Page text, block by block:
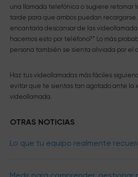
una llamada telefónica o sugiere retomar
tarde para que ambos puedan recargarse.
encantaría descansar de las
hacemos esto por teléfono?” Lo más
persona también se sienta aliviada por el
Haz tus videollamadas más fáciles
evitar que te sientas tan agotado ante la
videollamada.
OTRAS NOTICIAS
Lo que tu equipo realmente